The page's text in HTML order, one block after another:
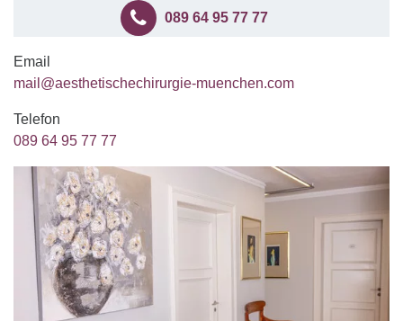
089 64 95 77 77
Email
mail@aesthetischechirurgie-muenchen.com
Telefon
089 64 95 77 77